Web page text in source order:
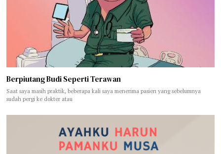
Berpiutang Budi Seperti Terawan
Saat saya masih praktik, beberapa kali saya menerima pasien yang sebelumnya
sudah pergi ke dokter atau